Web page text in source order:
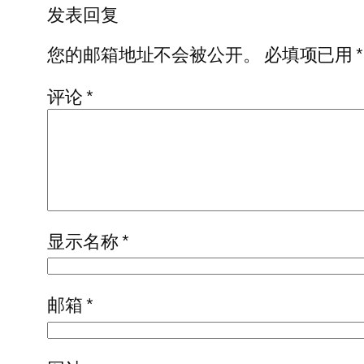
发表回复
您的邮箱地址不会被公开。
必填项已用*
评论*
显示名称*
邮箱*